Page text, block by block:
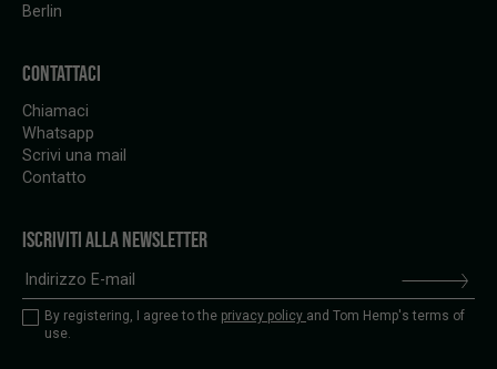
Berlin
CONTATTACI
Chiamaci
Whatsapp
Scrivi una mail
Contatto
ISCRIVITI ALLA NEWSLETTER
By registering, I agree to the privacy policy and Tom Hemp's terms of
use.